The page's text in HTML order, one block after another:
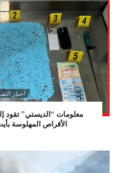
أخبار
معلومات “الديستي” تقود
الأقراص المهلوسة